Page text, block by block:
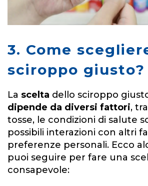
3. Come
sciroppo giusto?
La scelta dello sciroppo
dipende da diversi fattori,
tosse, le condizioni di salute
possibili interazioni con altri
preferenze personali. Ecco
puoi seguire per fare una
consapevole: